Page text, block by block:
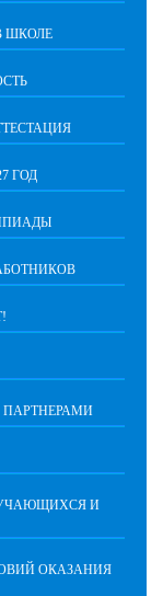
ШКОЛЕ
ГОД
И
ОКАЗАНИЯ